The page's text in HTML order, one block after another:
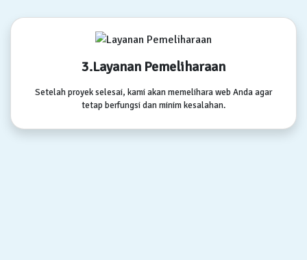
3.Layanan Pemeliharaan
Setelah proyek selesai, kami akan memelihara web Anda agar
tetap berfungsi dan minim kesalahan.